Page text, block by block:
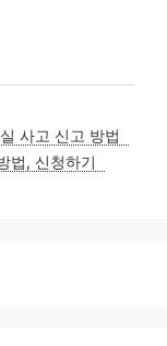
사고 신고 방법
법, 신청하기